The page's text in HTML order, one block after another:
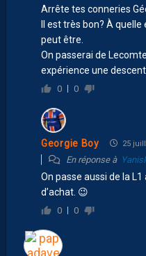
Arrête tes conneries
Il est très bon? À quelle
peut être.
On passerai de
expérience une
0 0
Georgie Boy 25
En réponse à
On passe aussi de la
d’achat. 😉
0 0